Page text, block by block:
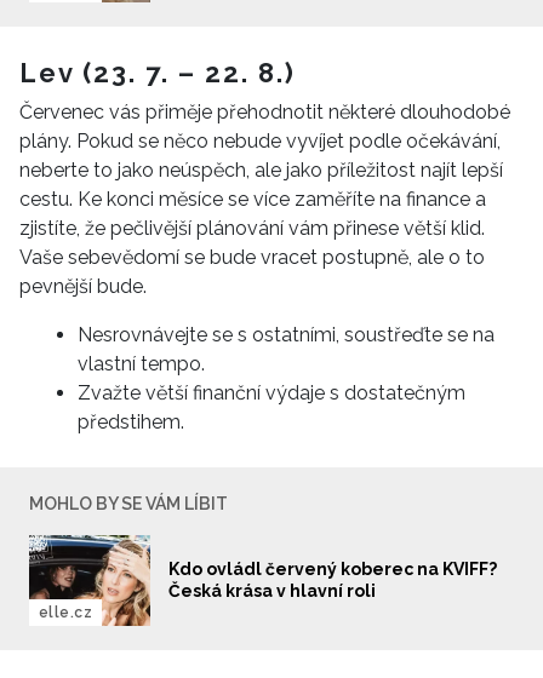
Lev (23. 7. – 22. 8.)
Červenec vás přiměje přehodnotit některé dlouhodobé
plány. Pokud se něco nebude vyvíjet podle očekávání,
neberte to jako neúspěch, ale jako příležitost najít lepší
cestu. Ke konci měsíce se více zaměříte na finance a
zjistíte, že pečlivější plánování vám přinese větší klid.
Vaše sebevědomí se bude vracet postupně, ale o to
pevnější bude.
Nesrovnávejte se s ostatními, soustřeďte se na
vlastní tempo.
Zvažte větší finanční výdaje s dostatečným
předstihem.
MOHLO BY SE VÁM LÍBIT
Kdo ovládl červený koberec na KVIFF?
Česká krása v hlavní roli
elle.cz